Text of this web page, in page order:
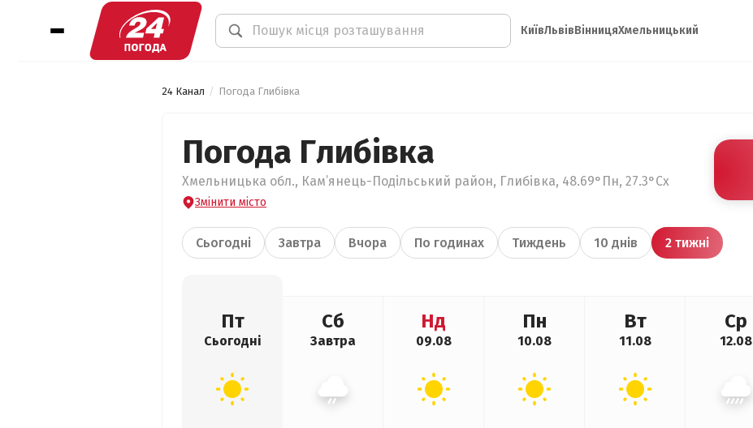
КиївЛьвівВінницяХмельницький
24 Канал Погода Глибівка
Погода Глибівка
Хмельницька обл., Кам’янець-Подільський район, Глибівка, 48.69°Пн, 27.3°Сх
Змінити місто
Сьогодні Завтра Вчора По годинах Тиждень 10 днів 2 тижні
Пт
Сьогодні
Сб
Завтра
Нд
09.08
Пн
10.08
Вт
11.08
Ср
12.08